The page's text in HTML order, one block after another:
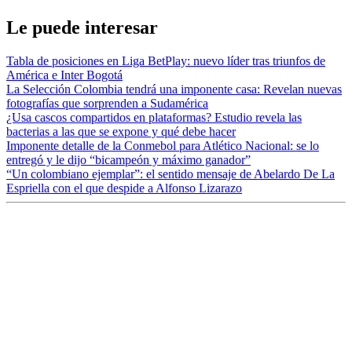
Le puede interesar
Tabla de posiciones en Liga BetPlay: nuevo líder tras triunfos de
América e Inter Bogotá
La Selección Colombia tendrá una imponente casa: Revelan nuevas
fotografías que sorprenden a Sudamérica
¿Usa cascos compartidos en plataformas? Estudio revela las
bacterias a las que se expone y qué debe hacer
Imponente detalle de la Conmebol para Atlético Nacional: se lo
entregó y le dijo “bicampeón y máximo ganador”
“Un colombiano ejemplar”: el sentido mensaje de Abelardo De La
Espriella con el que despide a Alfonso Lizarazo